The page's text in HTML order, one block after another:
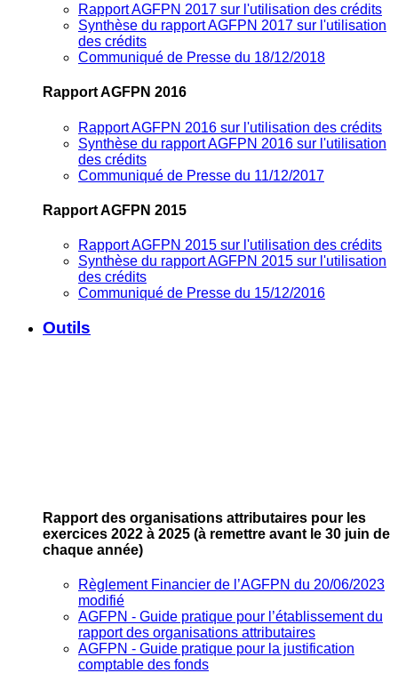
Rapport AGFPN 2017 sur l'utilisation des crédits
Synthèse du rapport AGFPN 2017 sur l'utilisation
des crédits
Communiqué de Presse du 18/12/2018
Rapport AGFPN 2016
Rapport AGFPN 2016 sur l'utilisation des crédits
Synthèse du rapport AGFPN 2016 sur l'utilisation
des crédits
Communiqué de Presse du 11/12/2017
Rapport AGFPN 2015
Rapport AGFPN 2015 sur l'utilisation des crédits
Synthèse du rapport AGFPN 2015 sur l'utilisation
des crédits
Communiqué de Presse du 15/12/2016
Outils
Rapport des organisations attributaires pour les
exercices 2022 à 2025 (à remettre avant le 30 juin de
chaque année)
Règlement Financier de l’AGFPN du 20/06/2023
modifié
AGFPN ‐ Guide pratique pour l’établissement du
rapport des organisations attributaires
AGFPN ‐ Guide pratique pour la justification
comptable des fonds